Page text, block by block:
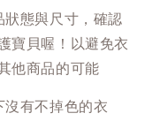
態與尺寸，確認
寶貝喔！以避免衣
他商品的可能
沒有不掉色的衣